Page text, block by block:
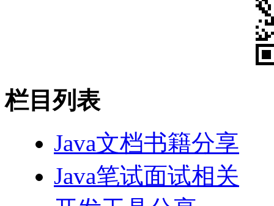
栏目列表
Java文档书籍分享
Java笔试面试相关